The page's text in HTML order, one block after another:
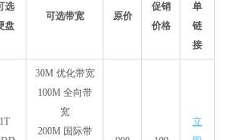
选
盘
可选带宽 原价
促销
价格
单
链
接
1T
30M 优化带宽
100M 全向带
宽
200M 国际带
立